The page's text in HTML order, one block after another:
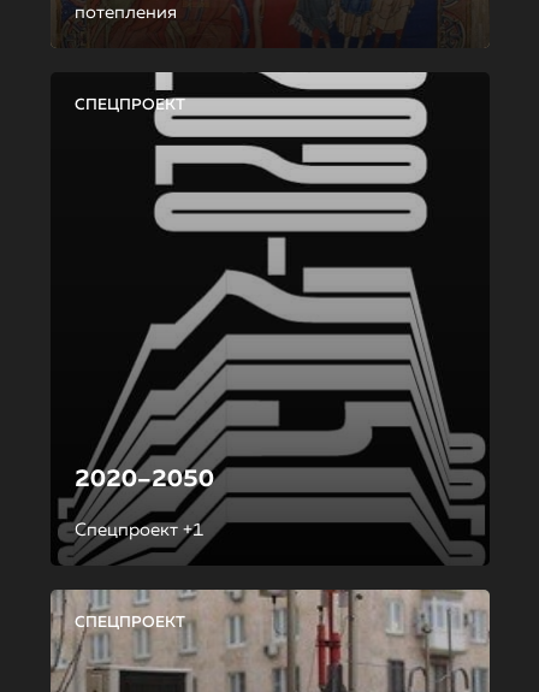
потепления
СПЕЦПРОЕКТ
2020–2050
Спецпроект +1
СПЕЦПРОЕКТ